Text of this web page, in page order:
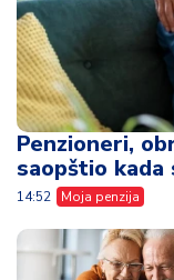
Penzioneri,
saopštio
14:52 Moja penzija